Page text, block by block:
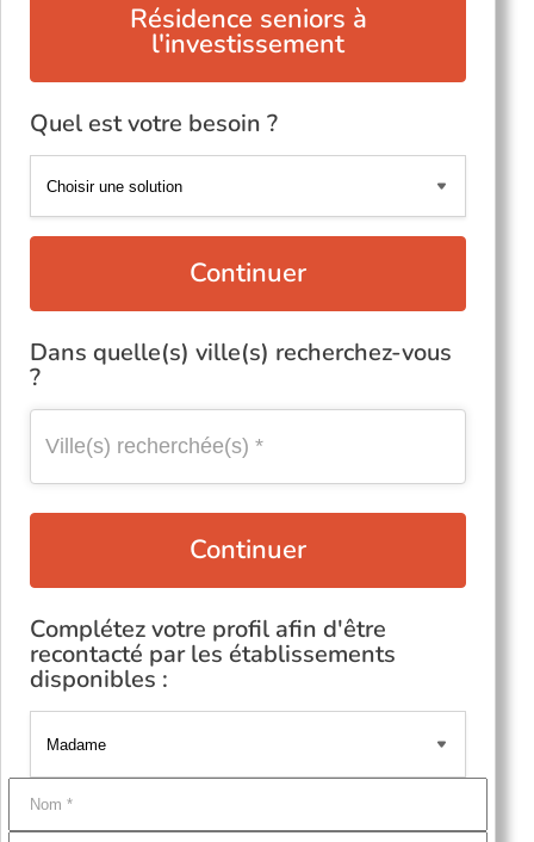
Résidence seniors à
l'investissement
Quel est votre besoin ?
Continuer
Dans quelle(s) ville(s) recherchez-vous
?
Continuer
Complétez votre profil afin d'être
recontacté par les établissements
disponibles :